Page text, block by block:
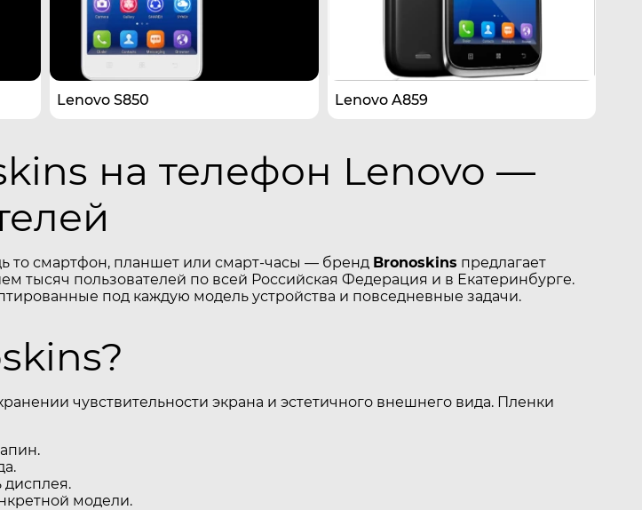
Lenovo S850 Lenovo A859
на телефон Lenovo —
то смартфон, планшет или смарт-часы — бренд Bronoskins предлагает
пользователей по всей Российская Федерация и в Екатеринбурге.
под каждую модель устройства и повседневные задачи.
чувствительности экрана и эстетичного внешнего вида. Пленки
дисплея.
модели.